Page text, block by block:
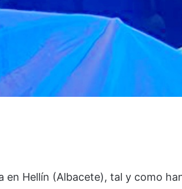
en Hellín (Albacete), tal y como